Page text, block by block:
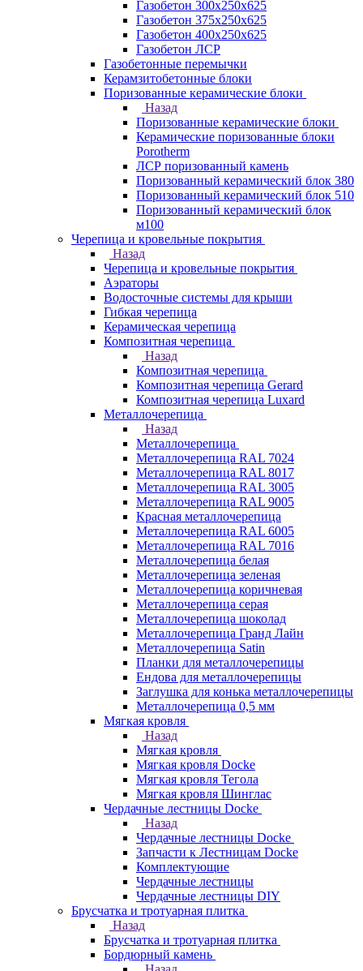
Газобетон 300х250х625
Газобетон 375х250х625
Газобетон 400х250х625
Газобетон ЛСР
Газобетонные перемычки
Керамзитобетонные блоки
Поризованные керамические блоки
Назад
Поризованные керамические блоки
Керамические поризованные блоки
Porotherm
ЛСР поризованный камень
Поризованный керамический блок 380
Поризованный керамический блок 510
Поризованный керамический блок
м100
Черепица и кровельные покрытия
Назад
Черепица и кровельные покрытия
Аэраторы
Водосточные системы для крыши
Гибкая черепица
Керамическая черепица
Композитная черепица
Назад
Композитная черепица
Композитная черепица Gerard
Композитная черепица Luxard
Металлочерепица
Назад
Металлочерепица
Металлочерепица RAL 7024
Металлочерепица RAL 8017
Металлочерепица RAL 3005
Металлочерепица RAL 9005
Красная металлочерепица
Металлочерепица RAL 6005
Металлочерепица RAL 7016
Металлочерепица белая
Металлочерепица зеленая
Металлочерепица коричневая
Металлочерепица серая
Металлочерепица шоколад
Металлочерепица Гранд Лайн
Металлочерепица Satin
Планки для металлочерепицы
Ендова для металлочерепицы
Заглушка для конька металлочерепицы
Металлочерепица 0,5 мм
Мягкая кровля
Назад
Мягкая кровля
Мягкая кровля Docke
Мягкая кровля Тегола
Мягкая кровля Шинглас
Чердачные лестницы Docke
Назад
Чердачные лестницы Docke
Запчасти к Лестницам Docke
Комплектующие
Чердачные лестницы
Чердачные лестницы DIY
Брусчатка и тротуарная плитка
Назад
Брусчатка и тротуарная плитка
Бордюрный камень